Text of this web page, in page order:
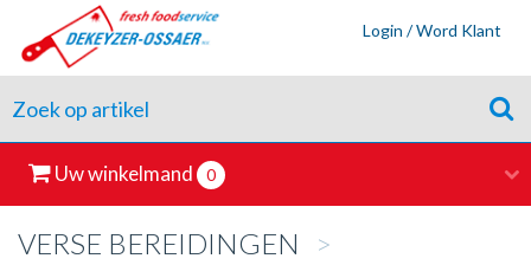
Login / Word Klant
Uw winkelmand 0
VERSE BEREIDINGEN
>